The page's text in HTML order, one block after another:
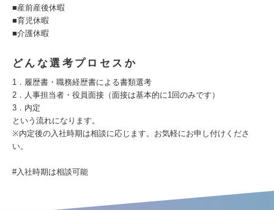
■産前産後休暇
■育児休暇
■介護休暇
どんな選考プロセスか
1．履歴書・職務経歴書による書類選考
2．人事担当者・役員面接（面接は基本的に1回のみです）
3．内定
という流れになります。
※内定後の入社時期は相談に応じます。お気軽にお申し付けくださ
い。
#入社時期は相談可能